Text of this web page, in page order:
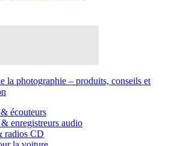
la photographie – produits, conseils et
écouteurs
enregistreurs audio
radios CD